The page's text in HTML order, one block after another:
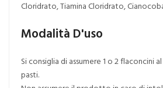
Cloridrato, Tiamina Cloridrato,
Modalità D'uso
Si consiglia di assumere 1 o 2 flaconcini
pasti.